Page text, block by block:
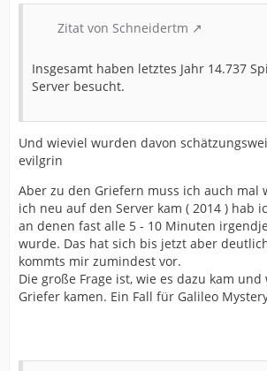
Zitat von Schneidertm
Insgesamt haben letztes Jahr 14.737
Server besucht.
Und wieviel wurden davon
evilgrin
Aber zu den Griefern muss ich auch mal
ich neu auf den Server kam ( 2014 ) hab
an denen fast alle 5 - 10 Minuten
wurde. Das hat sich bis jetzt aber
kommts mir zumindest vor.
Die große Frage ist, wie es dazu kam
Griefer kamen. Ein Fall für Galileo